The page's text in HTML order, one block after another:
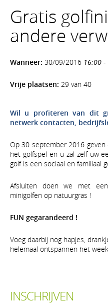
Gratis
andere
Wanneer: 30/09/2016 16:00
Vrije plaatsen: 29 van 40
Wil u profiteren van dit
netwerk contacten,
Op 30 september 2016 geven
het golfspel en u zal zelf uw
golf is een sociaal en familiaal
Afsluiten doen we met
minigolfen op natuurgras !
FUN gegarandeerd !
Voeg daarbij nog hapjes,
helemaal ontspannen het
INSCHRIJVEN